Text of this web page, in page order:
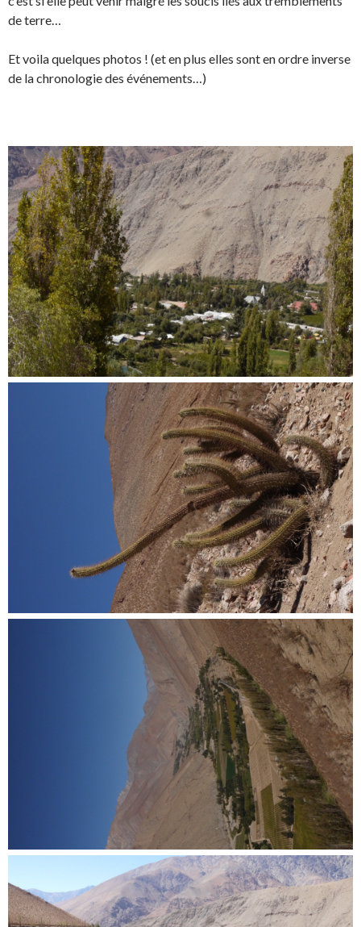
de terre…
Et voila quelques photos ! (et en plus elles sont en ordre inverse
de la chronologie des événements…)